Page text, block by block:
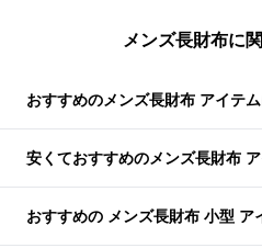
メンズ長財布に
おすすめのメンズ長財布 アイテ
安くておすすめのメンズ長財布
おすすめの メンズ長財布 小型 ア